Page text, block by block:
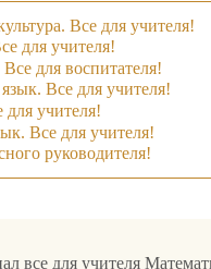
Все для учителя!
для учителя!
для воспитателя!
Все для учителя!
учителя!
Все для учителя!
руководителя!
все для учителя